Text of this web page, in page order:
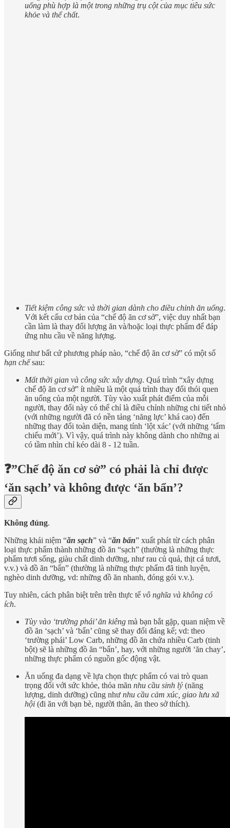
uống phù hợp là một trong những trụ cột của mục tiêu sức
khỏe và thể chất.
Tiết kiệm công sức và thời gian dành cho điều chỉnh ăn uống.
Với kết cấu cơ bản của “chế độ ăn cơ sở”, việc duy nhất bạn
cần làm là thay đổi lượng ăn và/hoặc loại thực phẩm để đáp
ứng nhu cầu về năng lượng.
Giống như bất cứ phương pháp nào, “chế độ ăn cơ sở” có một số
hạn chếsau:
Mất thời gian và công sức xây dựng. Quá trình “xây dựng
chế độ ăn cơ sở” ít nhiều là một quá trình thay đổi thói quen
ăn uống của một người. Tùy vào xuất phát điểm của mỗi
người, thay đổi này có thể chỉ là điều chỉnh những chi tiết nhỏ
(với những người đã có nền tảng ‘năng lực’ khá cao) đến
những thay đổi toàn diện, mang tính ‘lột xác’ (với những ‘tấm
chiếu mới’). Vì vậy, quá trình này không dành cho những ai
có tầm nhìn chỉ kéo dài 8 - 12 tuần.
❓”Chế độ ăn cơ sở” có phải là chỉ được
‘ăn sạch’ và không được ‘ăn bẩn’?
Không đúng.
Những khái niệm “ăn sạch” và “ăn bẩn” xuất phát từ cách phân
loại thực phẩm thành những đồ ăn “sạch” (thường là những thực
phẩm tươi sống, giàu chất dinh dưỡng, như rau củ quả, thịt cá tươi,
v.v.) và đồ ăn “bẩn” (thường là những thực phẩm đã tinh luyện,
nghèo dinh dưỡng, vd: những đồ ăn nhanh, đóng gói v.v.).
Tuy nhiên, cách phân biệt trên trên thực tế vô nghĩa và không có
ích.
Tùy vào ‘trường phái’ ăn kiêng mà bạn bắt gặp, quan niệm về
đồ ăn ‘sạch’ và ‘bẩn’ cũng sẽ thay đổi đáng kể; vd: theo
‘trường phái’ Low Carb, những đồ ăn chứa nhiều Carb (tinh
bột) sẽ là những đồ ăn “bẩn’, hay, với những người ‘ăn chay’,
những thực phẩm có nguồn gốc động vật.
Ăn uống đa dạng về lựa chọn thực phẩm có vai trò quan
trọng đối với sức khỏe, thỏa mãn nhu cầu sinh lý (năng
lượng, dinh dưỡng) cũng như nhu cầu cảm xúc, giao lưu xã
hội (đi ăn với bạn bè, người thân, ăn theo sở thích).